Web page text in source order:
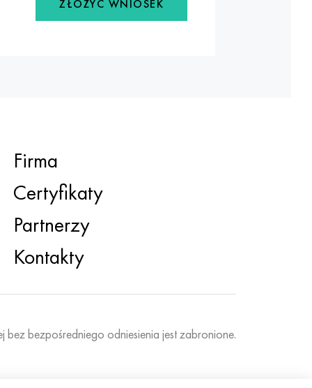
ZŁOŻYĆ WNIOSEK
Firma
Certyfikaty
Partnerzy
Kontakty
bezpośredniego odniesienia jest zabronione.